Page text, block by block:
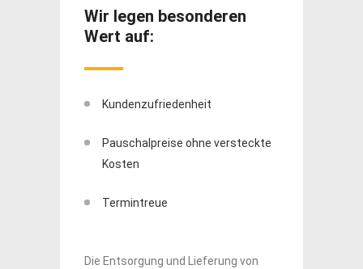
Wir legen besonderen
Wert auf:
Kundenzufriedenheit
Pauschalpreise ohne versteckte
Kosten
Termintreue
Die Entsorgung und Lieferung von